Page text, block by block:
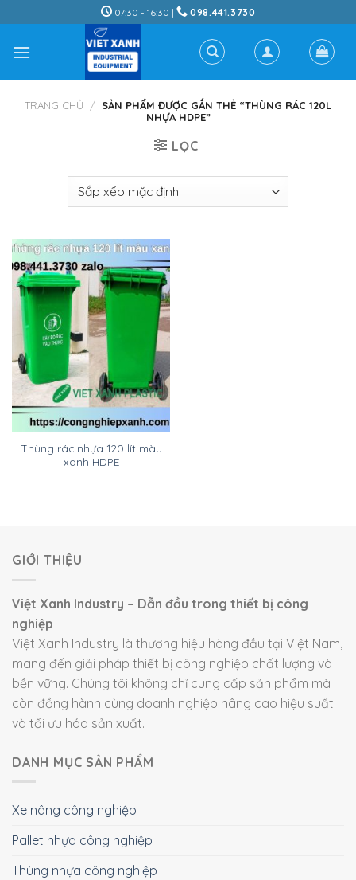
to
content
07:30 - 16:30 | 098.441.3730
TRANG CHỦ / SẢN PHẨM ĐƯỢC GẮN THẺ “THÙNG RÁC 120L
NHỰA HDPE”
LỌC
Thùng rác nhựa 120 lít màu
xanh HDPE
GIỚI THIỆU
Việt Xanh Industry – Dẫn đầu trong thiết bị công
nghiệp
Việt Xanh Industry là thương hiệu hàng đầu tại Việt Nam,
mang đến giải pháp thiết bị công nghiệp chất lượng và
bền vững. Chúng tôi không chỉ cung cấp sản phẩm mà
còn đồng hành cùng doanh nghiệp nâng cao hiệu suất
và tối ưu hóa sản xuất.
DANH MỤC SẢN PHẨM
Xe nâng công nghiệp
Pallet nhựa công nghiệp
Thùng nhựa công nghiệp